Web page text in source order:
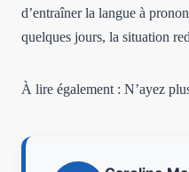
d’entraîner la langue à
quelques jours, la situation
À lire également : N’ayez